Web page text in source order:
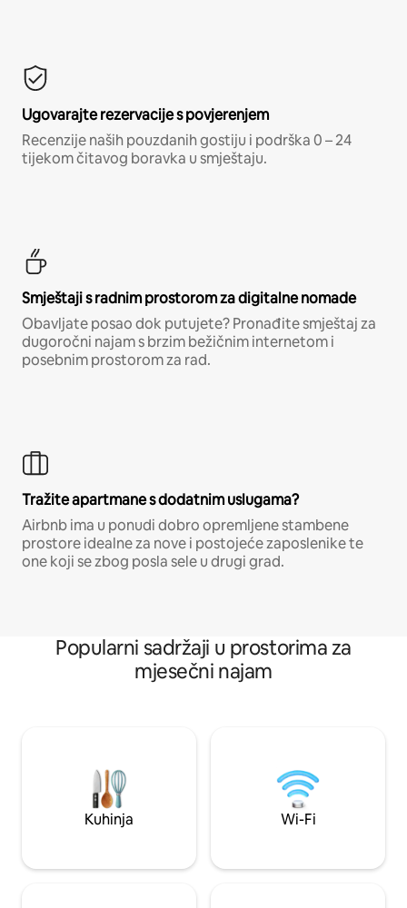
Ugovarajte rezervacije s povjerenjem
Recenzije naših pouzdanih gostiju i podrška 0 – 24
tijekom čitavog boravka u smještaju.
Smještaji s radnim prostorom za digitalne nomade
Obavljate posao dok putujete? Pronađite smještaj za
dugoročni najam s brzim bežičnim internetom i
posebnim prostorom za rad.
Tražite apartmane s dodatnim uslugama?
Airbnb ima u ponudi dobro opremljene stambene
prostore idealne za nove i postojeće zaposlenike te
one koji se zbog posla sele u drugi grad.
Popularni sadržaji u prostorima za
mjesečni najam
Kuhinja Wi-Fi